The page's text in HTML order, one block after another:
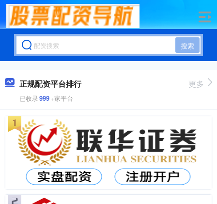
搜索
正规配资平台排行
已收录999+家平台
更多